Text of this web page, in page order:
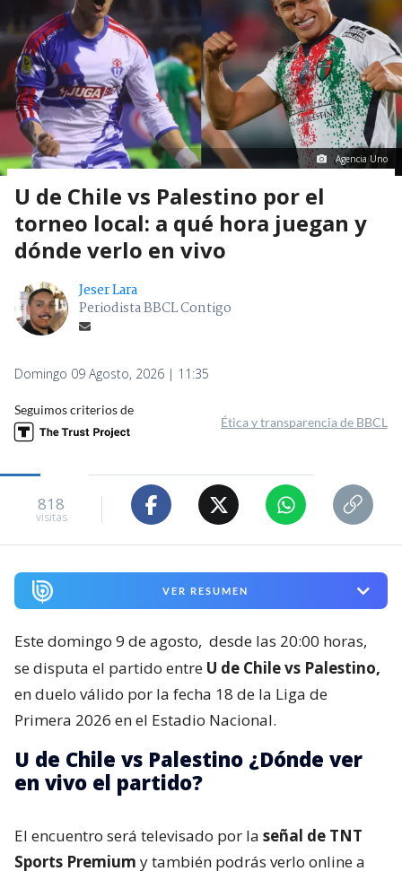
Agencia Uno
U de Chile vs Palestino por el
torneo local: a qué hora juegan y
dónde verlo en vivo
Jeser Lara
Periodista BBCL Contigo
Domingo 09 Agosto, 2026 | 11:35
Seguimos criterios de
Ética y transparencia de BBCL
818
visitas
VER RESUMEN
Este domingo 9 de agosto, desde las 20:00 horas,
se disputa el partido entre U de Chile vs Palestino,
en duelo válido por la fecha 18 de la Liga de
Primera 2026 en el Estadio Nacional.
U de Chile vs Palestino ¿Dónde ver
en vivo el partido?
El encuentro será televisado por la señal de TNT
Sports Premium y también podrás verlo online a